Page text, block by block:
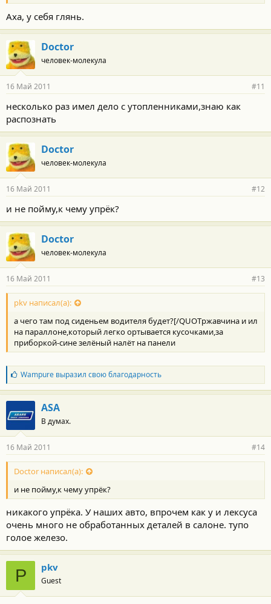
Аха, у себя глянь.
Doctor
человек-молекула
16 Май 2011 #11
несколько раз имел дело с утопленниками,знаю как
распознать
Doctor
человек-молекула
16 Май 2011 #12
и не пойму,к чему упрёк?
Doctor
человек-молекула
16 Май 2011 #13
pkv написал(а):
а чего там под сиденьем водителя будет?[/QUOTржавчина и ил
на параллоне,который легко ортывается кусочками,за
приборкой-сине зелёный налёт на панели
Б
л
а
г
о
д
а
н
о
с
и
:
Wampureвыразил свою благодарность
ASA
В думах.
16 Май 2011 #14
Doctor написал(а):
и не пойму,к чему упрёк?
никакого упрёка. У наших авто, впрочем как у и лексуса
очень много не обработанных деталей в салоне. тупо
голое железо.
P pkv
Guest